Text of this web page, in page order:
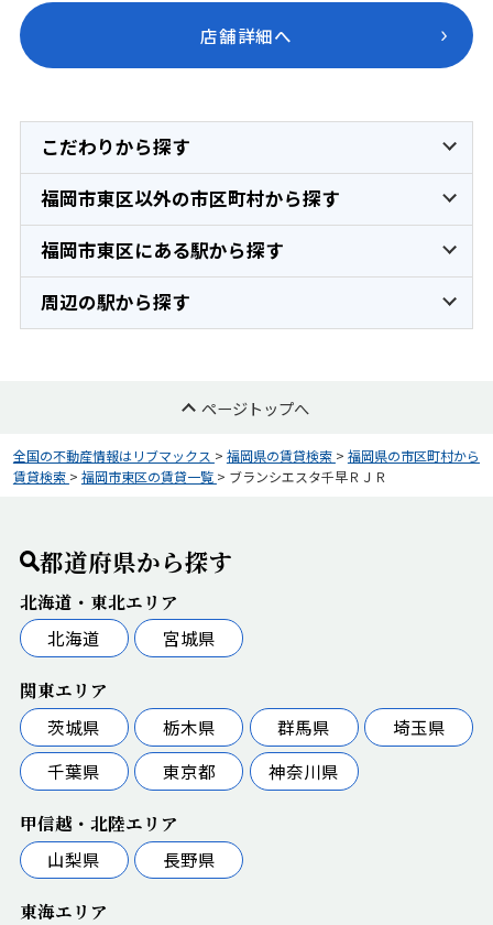
店舗詳細へ
こだわりから探す
福岡市東区以外の市区町村から探す
福岡市東区にある駅から探す
周辺の駅から探す
ページトップへ
全国の不動産情報はリブマックス > 福岡県の賃貸検索 > 福岡県の市区町村から
賃貸検索 > 福岡市東区の賃貸一覧 > ブランシエスタ千早ＲＪＲ
都道府県から探す
北海道・東北エリア
北海道
宮城県
関東エリア
茨城県
栃木県 群馬県
埼玉県
千葉県
東京都 神奈川県
甲信越・北陸エリア
山梨県
長野県
東海エリア